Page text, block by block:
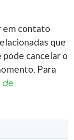
em contato
que
cancelar o
Para
de